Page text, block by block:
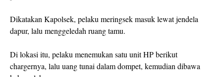
Dikatakan Kapolsek, pelaku meringsek masuk lewat jendela
dapur, lalu menggeledah ruang tamu.
Di lokasi itu, pelaku menemukan satu unit HP berikut
chargernya, lalu uang tunai dalam dompet, kemudian dibawa